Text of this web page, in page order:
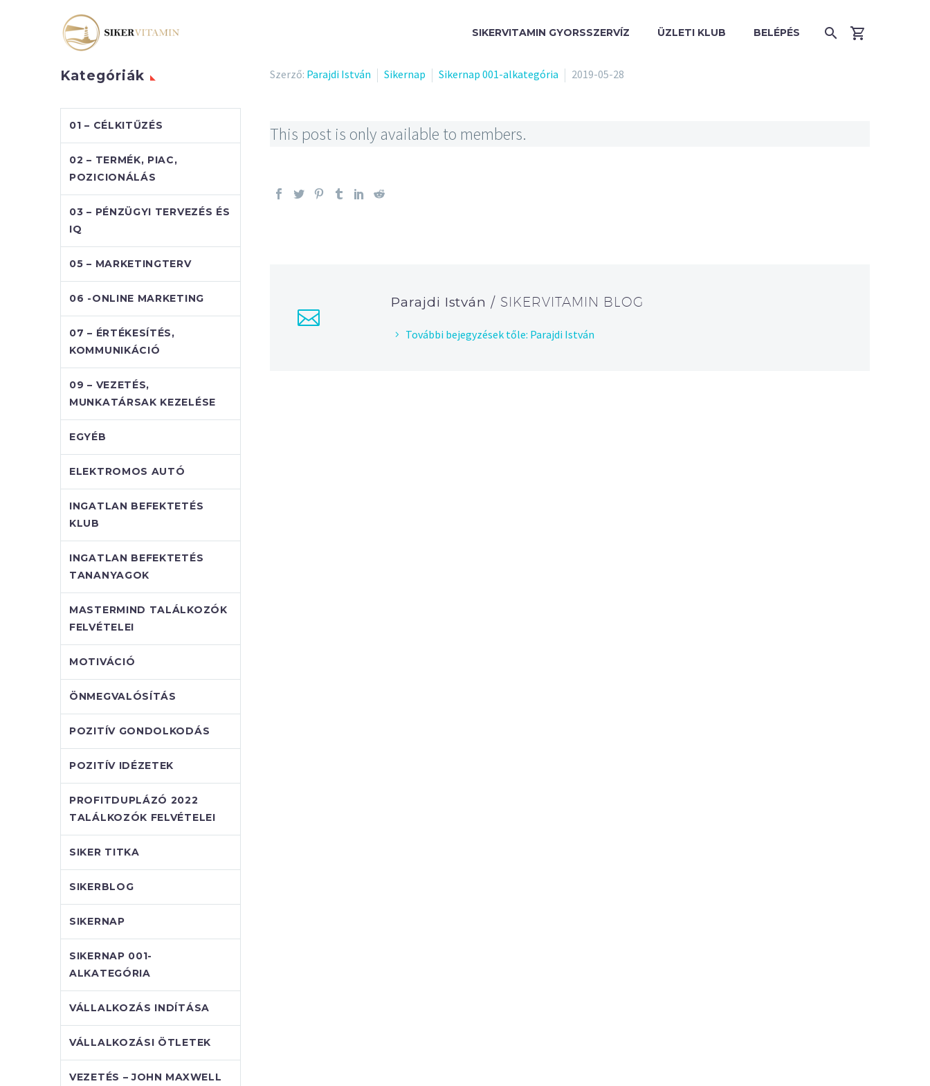
SIKERVITAMIN GYORSSZERVÍZ ÜZLETI KLUB BELÉPÉS
Szerző: Parajdi István Sikernap Sikernap 001-alkategória 2019-05-28
This post is only available to members.
Parajdi István/ SIKERVITAMIN BLOG
További bejegyzések tőle: Parajdi István
Kategóriák
01 – CÉLKITŰZÉS
02 – TERMÉK, PIAC,
POZICIONÁLÁS
03 – PÉNZÜGYI TERVEZÉS ÉS
IQ
05 – MARKETINGTERV
06 -ONLINE MARKETING
07 – ÉRTÉKESÍTÉS,
KOMMUNIKÁCIÓ
09 – VEZETÉS,
MUNKATÁRSAK KEZELÉSE
EGYÉB
ELEKTROMOS AUTÓ
INGATLAN BEFEKTETÉS
KLUB
INGATLAN BEFEKTETÉS
TANANYAGOK
MASTERMIND TALÁLKOZÓK
FELVÉTELEI
MOTIVÁCIÓ
ÖNMEGVALÓSÍTÁS
POZITÍV GONDOLKODÁS
POZITÍV IDÉZETEK
PROFITDUPLÁZÓ 2022
TALÁLKOZÓK FELVÉTELEI
SIKER TITKA
SIKERBLOG
SIKERNAP
SIKERNAP 001-
ALKATEGÓRIA
VÁLLALKOZÁS INDÍTÁSA
VÁLLALKOZÁSI ÖTLETEK
VEZETÉS – JOHN MAXWELL